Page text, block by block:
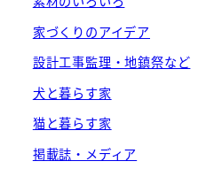
家づくりのアイデア
設計工事監理・地鎮祭など
犬と暮らす家
猫と暮らす家
掲載誌・メディア